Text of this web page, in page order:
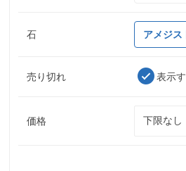
石 アメジス
売り切れ 表示
価格